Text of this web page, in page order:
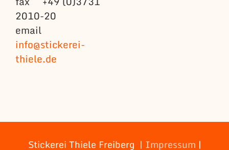
2010-20
email
info@stickerei-
thiele.de
Stickerei Thiele Freiberg | Impressum |